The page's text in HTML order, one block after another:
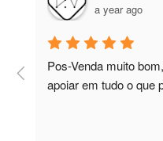
a year ago
Pos-Venda muito
apoiar em tudo o que